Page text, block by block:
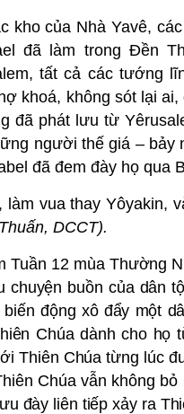
kho của Nhà Yavê,
đã làm trong Ðền
tất cả các tướng
khoá, không sót lại
đã phát lưu từ
người thế giá –
đã đem đày họ qua
vua thay Yôyakin,
DCCT).
12 mùa Thường
buồn của dân
động xô đẩy một
Chúa dành cho
Thiên Chúa từng lúc
Chúa vẫn không
đày liên tiếp xảy ra